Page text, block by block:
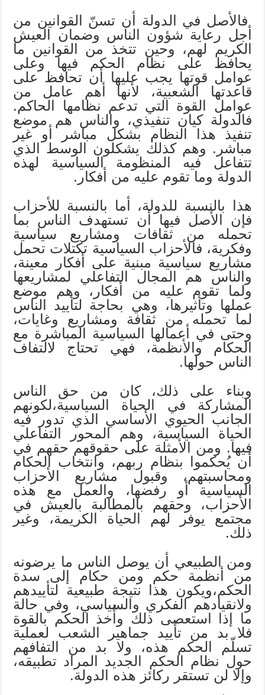
فالأصل في الدولة أن تسنّ القوانين من
أجل رعاية شؤون الناس وضمان العيش
الكريم لهم، وحين تتخذ من القوانين ما
يحافظ على نظام الحكم فيها وعلى
عوامل قوتها يجب عليها أن تحافظ على
قاعدتها الشعبية، لأنها أهم عامل من
عوامل القوة التي تدعم نظامها الحاكم.
فالدولة كيان تنفيذي، والناس هم موضع
تنفيذ هذا النظام بشكل مباشر أو غير
مباشر. وهم كذلك يشكلون الوسط الذي
تتفاعل فيه المنظومة السياسية لهذه
الدولة وما تقوم عليه من أفكار.
هذا بالنسبة للدولة، أما بالنسبة للأحزاب
فإن الأصل فيها أن تستهدف الناس بما
تحمله من ثقافات ومشاريع سياسية
وفكرية، فالأحزاب السياسية تكتلات تحمل
مشاريع سياسية مبنية على أفكار معينة،
والناس هم المجال التفاعلي لمشاريعها
ولما تقوم عليه من أفكار، وهم موضع
عملها وتأثيرها، وهي بحاجة لتأييد الناس
لما تحمله من ثقافة ومشاريع وغايات،
وحتى في أعمالها السياسية المباشرة مع
الحكام والأنظمة، فهي تحتاج لالتفاف
الناس حولها.
وبناء على ذلك، كان من حق الناس
المشاركة في الحياة السياسية،لكونهم
الجانب الحيوي الأساسي الذي تدور فيه
الحياة السياسية، وهم المحور التفاعلي
فيها. ومن الأمثلة على حقوقهم حقهم في
أن يُحكموا بنظام ربهم، وانتخاب الحكام
ومحاسبتهم، وقبول مشاريع الأحزاب
السياسية أو رفضها، والعمل مع هذه
الأحزاب، وحقهم بالمطالبة بالعيش في
مجتمع يوفر لهم الحياة الكريمة، وغير
ذلك.
ومن الطبيعي أن يوصل الناس ما يرضونه
من أنظمة حكم ومن حكام إلى سدة
الحكم،ويكون هذا نتيجة طبيعية لتأييدهم
ولانقيادهم الفكري والسياسي، وفي حالة
ما إذا استعصى ذلك وأُخذ الحكم بالقوة
فلا بد من تأييد جماهير الشعب لعملية
تسلّم الحكم هذه، ولا بد من التفافهم
حول نظام الحكم الجديد المراد تطبيقه،
وإلا لن تستقر ركائز هذه الدولة.